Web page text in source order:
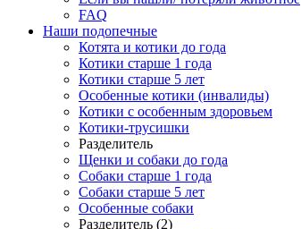
FAQ
Наши подопечные
Котята и котики до года
Котики старше 1 года
Котики старше 5 лет
Особенные котики (инвалиды)
Котики с особенным здоровьем
Котики-трусишки
Разделитель
Щенки и собаки до года
Собаки старше 1 года
Собаки старше 5 лет
Особенные собаки
Разделитель (2)